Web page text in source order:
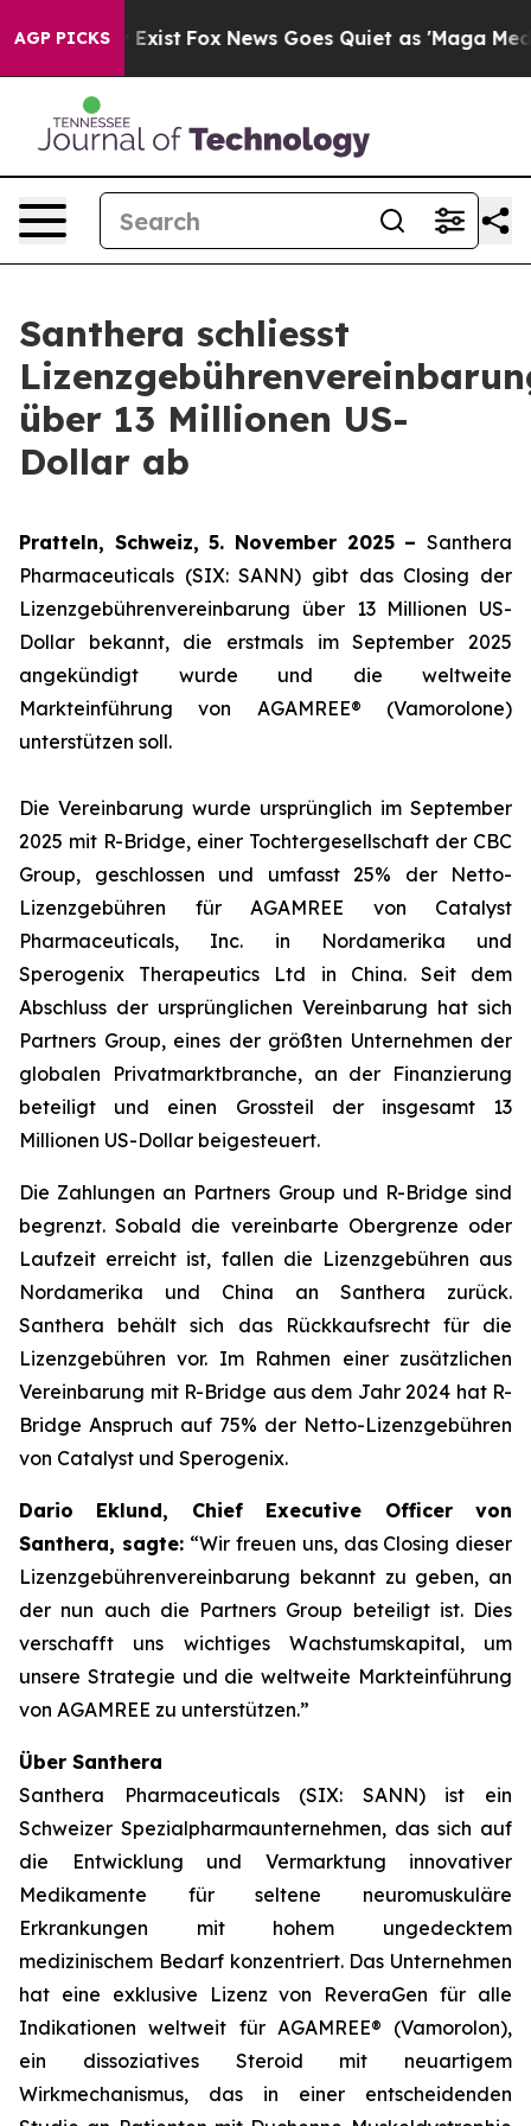
AGP PICKS
They Exist Fox News Goes Quiet as 'Maga Media
Santhera schliesst
über 13 Millionen US-
Dollar ab
Pratteln, Schweiz, 5. November 2025 – Santhera
Pharmaceuticals (SIX: SANN) gibt das Closing der
Lizenzgebührenvereinbarung über 13 Millionen US-
Dollar bekannt, die erstmals im September 2025
angekündigt wurde und die weltweite
Markteinführung von AGAMREE® (Vamorolone)
unterstützen soll.
Die Vereinbarung wurde ursprünglich im September
2025 mit R-Bridge, einer Tochtergesellschaft der CBC
Group, geschlossen und umfasst 25% der Netto-
Lizenzgebühren für AGAMREE von Catalyst
Pharmaceuticals, Inc. in Nordamerika und
Sperogenix Therapeutics Ltd in China. Seit dem
Abschluss der ursprünglichen Vereinbarung hat sich
Partners Group, eines der größten Unternehmen der
globalen Privatmarktbranche, an der Finanzierung
beteiligt und einen Grossteil der insgesamt 13
Millionen US-Dollar beigesteuert.
Die Zahlungen an Partners Group und R-Bridge sind
begrenzt. Sobald die vereinbarte Obergrenze oder
Laufzeit erreicht ist, fallen die Lizenzgebühren aus
Nordamerika und China an Santhera zurück.
Santhera behält sich das Rückkaufsrecht für die
Lizenzgebühren vor. Im Rahmen einer zusätzlichen
Vereinbarung mit R-Bridge aus dem Jahr 2024 hat R-
Bridge Anspruch auf 75% der Netto-Lizenzgebühren
von Catalyst und Sperogenix.
Dario Eklund, Chief Executive Officer von
Santhera, sagte: “Wir freuen uns, das Closing dieser
Lizenzgebührenvereinbarung bekannt zu geben, an
der nun auch die Partners Group beteiligt ist. Dies
verschafft uns wichtiges Wachstumskapital, um
unsere Strategie und die weltweite Markteinführung
von AGAMREE zu unterstützen.”
Über Santhera
Santhera Pharmaceuticals (SIX: SANN) ist ein
Schweizer Spezialpharmaunternehmen, das sich auf
die Entwicklung und Vermarktung innovativer
Medikamente für seltene neuromuskuläre
Erkrankungen mit hohem ungedecktem
medizinischem Bedarf konzentriert. Das Unternehmen
hat eine exklusive Lizenz von ReveraGen für alle
Indikationen weltweit für AGAMREE® (Vamorolon),
ein dissoziatives Steroid mit neuartigem
Wirkmechanismus, das in einer entscheidenden